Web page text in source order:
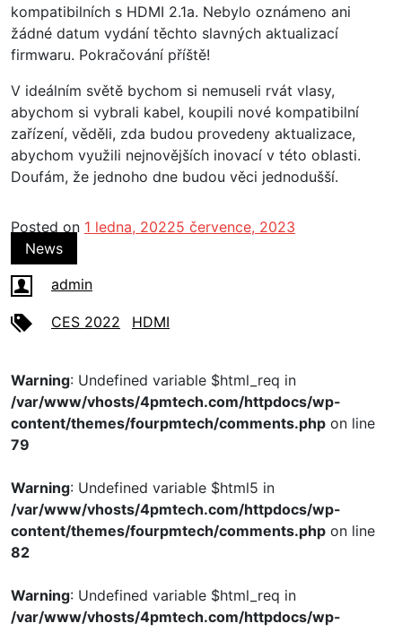
kompatibilních s HDMI 2.1a. Nebylo oznámeno ani
žádné datum vydání těchto slavných aktualizací
firmwaru. Pokračování příště!
V ideálním světě bychom si nemuseli rvát vlasy,
abychom si vybrali kabel, koupili nové kompatibilní
zařízení, věděli, zda budou provedeny aktualizace,
abychom využili nejnovějších inovací v této oblasti.
Doufám, že jednoho dne budou věci jednodušší.
Posted on 1 ledna, 20225 července, 2023
News
admin
CES 2022 HDMI
Warning: Undefined variable $html_req in
/var/www/vhosts/4pmtech.com/httpdocs/wp-
content/themes/fourpmtech/comments.php on line
79
Warning: Undefined variable $html5 in
/var/www/vhosts/4pmtech.com/httpdocs/wp-
content/themes/fourpmtech/comments.php on line
82
Warning: Undefined variable $html_req in
/var/www/vhosts/4pmtech.com/httpdocs/wp-